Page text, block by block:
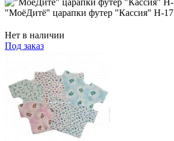
"МоёДитё" царапки футер "Кассия" Н-17
Нет в наличии
Под заказ